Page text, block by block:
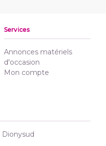
Services
Annonces matériels
d'occasion
Mon compte
Dionysud